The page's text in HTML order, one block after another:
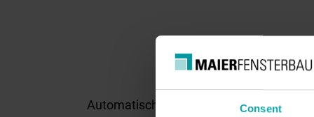
Consent
Automatische Steuerung nach